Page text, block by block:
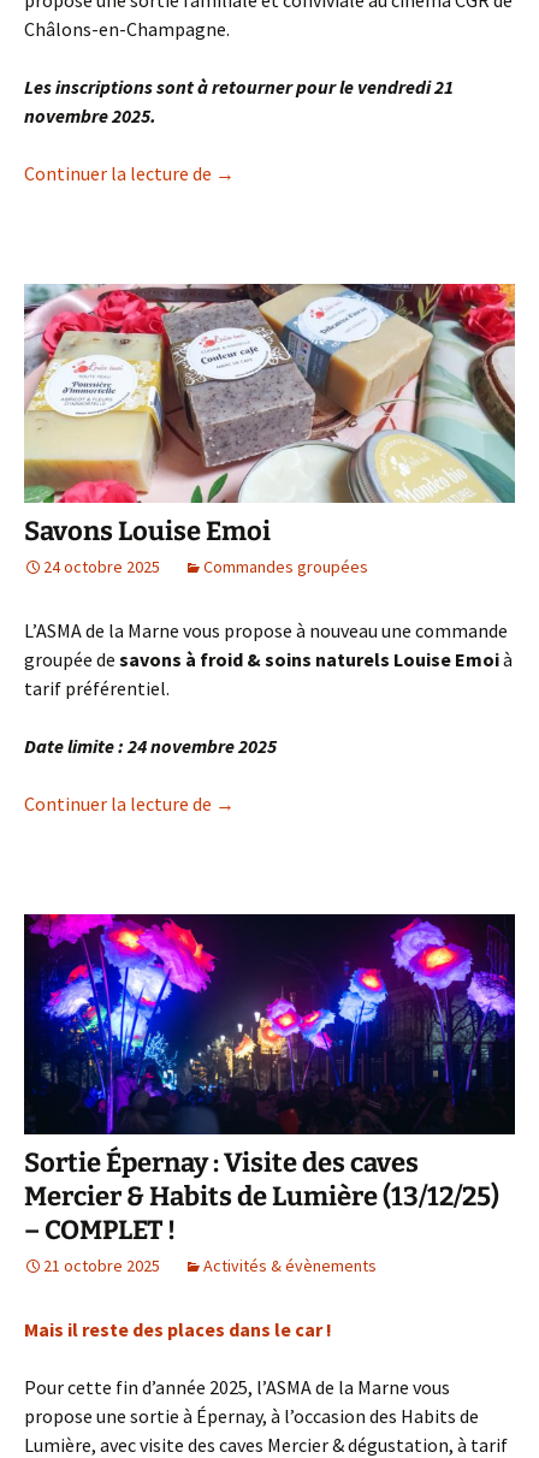
Châlons-en-Champagne.
Les inscriptions sont à retourner pour le vendredi 21
novembre 2025.
Continuer la lecture de Sortie Cinéma (30/11/25)
→
Savons Louise Emoi
24 octobre 2025 Commandes groupées
L’ASMA de la Marne vous propose à nouveau une commande
groupée de savons à froid & soins naturels Louise Emoià
tarif préférentiel.
Date limite : 24 novembre 2025
Continuer la lecture de Savons Louise Emoi
→
Sortie Épernay : Visite des caves
Mercier & Habits de Lumière (13/12/25)
– COMPLET !
21 octobre 2025 Activités & évènements
Mais il reste des places dans le car !
Pour cette fin d’année 2025, l’ASMA de la Marne vous
propose une sortie à Épernay, à l’occasion des Habits de
Lumière, avec visite des caves Mercier & dégustation, à tarif